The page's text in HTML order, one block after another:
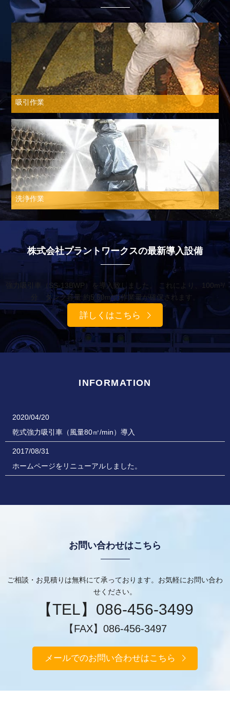
吸引作業
洗浄作業
株式会社プラントワークスの最新導入設備
強力吸引車（SS-13BWP）を導入致しました。 これにより、100m³/
分 タンク容量:約5.50m³の作業量が確保されます。
詳しくはこちら
INFORMATION
2020/04/20
乾式強力吸引車（風量80㎥/min）導入
2017/08/31
ホームページをリニューアルしました。
お問い合わせはこちら
ご相談・お見積りは無料にて承っております。お気軽にお問い合わ
せください。
【TEL】086-456-3499
【FAX】086-456-3497
メールでのお問い合わせはこちら